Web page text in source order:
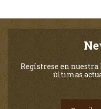
Regístrese en
últimas